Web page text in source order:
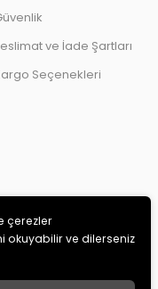
ve İade Şartları
Seçenekleri
çerezler
okuyabilir ve dilerseniz